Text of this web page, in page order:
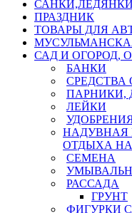
ПРАЗДНИК
ТОВАРЫ ДЛЯ
САД И ОГОРОД,
БАНКИ
СРЕДСТВА
ПАРНИКИ,
ЛЕЙКИ
НАДУВНАЯ
ОТДЫХА
СЕМЕНА
РАССАДА
ГРУНТ
ФИГУРКИ